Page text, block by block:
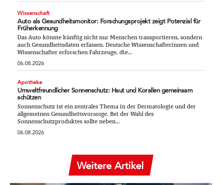
Wissenschaft
Auto als Gesundheitsmonitor: Forschungsprojekt zeigt Potenzial für
Früherkennung
Das Auto könnte künftig nicht nur Menschen transportieren, sondern
auch Gesundheitsdaten erfassen. Deutsche Wissenschafterinnen und
Wissenschafter erforschen Fahrzeuge, die...
06.08.2026
Apotheke
Umweltfreundlicher Sonnenschutz: Haut und Korallen gemeinsam
schützen
Sonnenschutz ist ein zentrales Thema in der Dermatologie und der
allgemeinen Gesundheitsvorsorge. Bei der Wahl des
Sonnenschutzproduktes sollte neben...
06.08.2026
Weitere Artikel